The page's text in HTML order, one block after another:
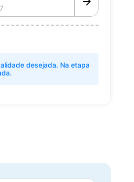
desejada. Na etapa